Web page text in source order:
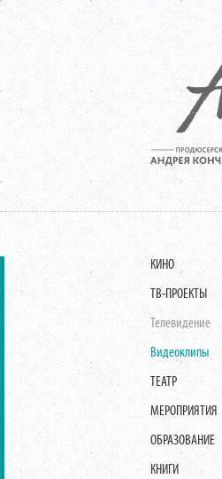
КИНО
ТВ-ПРОЕКТЫ
Телевидение
Видеоклипы
ТЕАТР
МЕРОПРИЯТИЯ
ОБРАЗОВАНИЕ
КНИГИ